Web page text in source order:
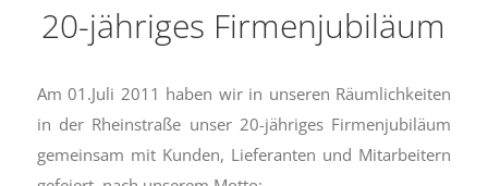
20-jähriges Firmenjubiläum
Am 01.Juli 2011 haben wir in unseren Räumlichkeiten
in der Rheinstraße unser 20-jähriges Firmenjubiläum
gemeinsam mit Kunden, Lieferanten und Mitarbeitern